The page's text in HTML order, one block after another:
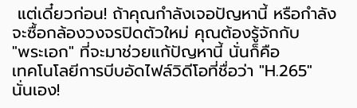
แต่เดี๋ยวก่อน! ถ้าคุณกำลังเจอปัญหานี้ หรือกำลัง
จะซื้อกล้องวงจรปิดตัวใหม่ คุณต้องรู้จักกับ
"พระเอก" ที่จะมาช่วยแก้ปัญหานี้ นั่นก็คือ
เทคโนโลยีการบีบอัดไฟล์วิดีโอที่ชื่อว่า "H.265"
นั่นเอง!